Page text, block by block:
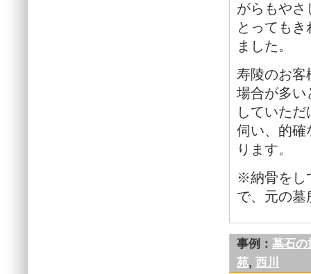
がらもやさ
とっても
ました。
寿陵のお客
場合が多い
していた
伺い、的確
ります。
※納骨をし
で、元の墓
事例： 墓石の
苑, 西川